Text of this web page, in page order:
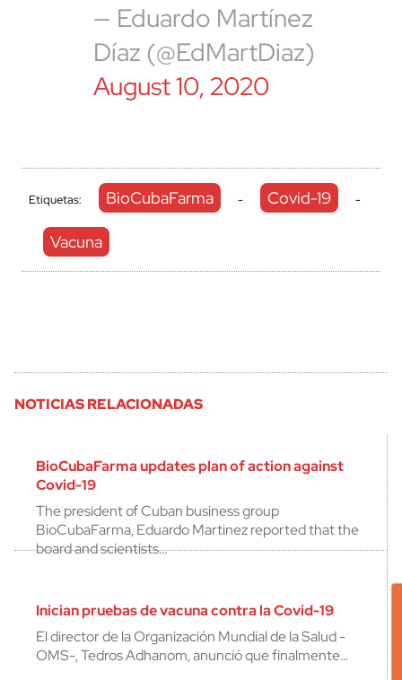
— Eduardo Martínez
Díaz (@EdMartDiaz)
August 10, 2020
Etiquetas: BioCubaFarma - Covid-19 -
Vacuna
NOTICIAS RELACIONADAS
BioCubaFarma updates plan of action against
Covid-19
The president of Cuban business group
BioCubaFarma, Eduardo Martinez reported that the
board and scientists…
Inician pruebas de vacuna contra la Covid-19
El director de la Organización Mundial de la Salud -
OMS-, Tedros Adhanom, anunció que finalmente…